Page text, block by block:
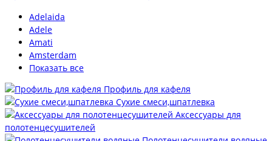
Adelaida
Adele
Amati
Amsterdam
Показать все
Профиль для кафеля
Сухие смеси,шпатлевка
Аксессуары для
полотенцесушителей